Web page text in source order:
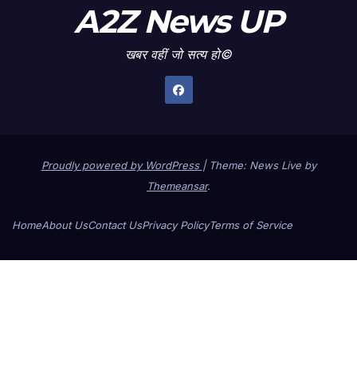
A2Z News UP
खबर वहीं जो सत्य हो©
Proudly powered by WordPress | Theme: News Live by
Themeansar.
HomeAbout UsContact UsPrivacy PolicyTerms of Service